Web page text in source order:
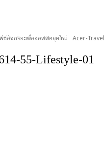
ซีอัจฉริยะเพื่อออฟฟิศยุคใหม่ Acer-
55-Lifestyle-01